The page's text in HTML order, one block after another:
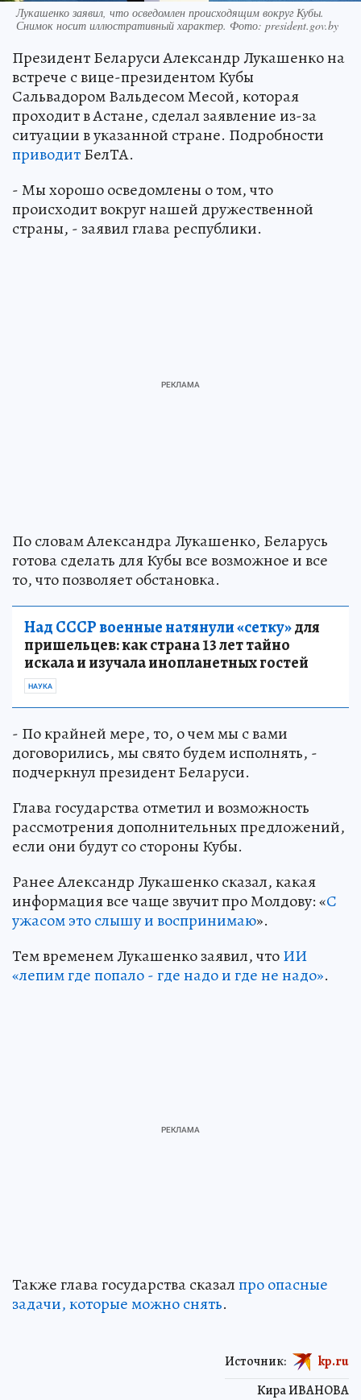
Лукашенко заявил, что осведомлен происходящим вокруг Кубы.
Снимок носит иллюстративный характер. Фото: president.gov.by
Президент Беларуси Александр Лукашенко на
встрече с вице-президентом Кубы
Сальвадором Вальдесом Месой, которая
проходит в Астане, сделал заявление из-за
ситуации в указанной стране. Подробности
приводитБелТА.
- Мы хорошо осведомлены о том, что
происходит вокруг нашей дружественной
страны, - заявил глава республики.
По словам Александра Лукашенко, Беларусь
готова сделать для Кубы все возможное и все
то, что позволяет обстановка.
Над СССР военные натянули «сетку»для
пришельцев: как страна 13 лет тайно
искала и изучала инопланетных гостей
НАУКА
- По крайней мере, то, о чем мы с вами
договорились, мы свято будем исполнять, -
подчеркнул президент Беларуси.
Глава государства отметил и возможность
рассмотрения дополнительных предложений,
если они будут со стороны Кубы.
Ранее Александр Лукашенко сказал, какая
информация все чаще звучит про Молдову: «С
ужасом это слышу и воспринимаю».
Тем временем Лукашенко заявил, чтоИИ
«лепим где попало - где надо и где не надо».
Также глава государства сказалпро опасные
задачи, которые можно снять.
Кира ИВАНОВА
Источник: kp.ru